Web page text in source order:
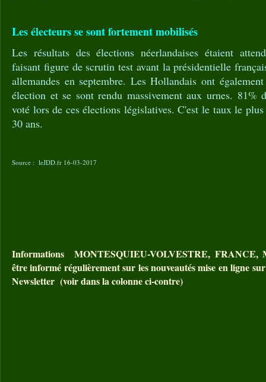
Les électeurs se sont fortement mobilisés
Les résultats des élections néerlandaises étaient
faisant figure de scrutin test avant la présidentielle
allemandes en septembre. Les Hollandais ont
élection et se sont rendu massivement aux urnes. 81%
voté lors de ces élections législatives. C'est le taux le
30 ans.
Source : leJDD.fr 16-03-2017
Informations MONTESQUIEU-VOLVESTRE, FRANCE,
être informé régulièrement sur les nouveautés mise en ligne
Newsletter (voir dans la colonne ci-contre)